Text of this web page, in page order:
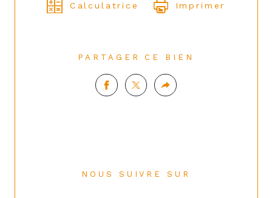
Calculatrice Imprimer
PARTAGER CE BIEN
NOUS SUIVRE SUR